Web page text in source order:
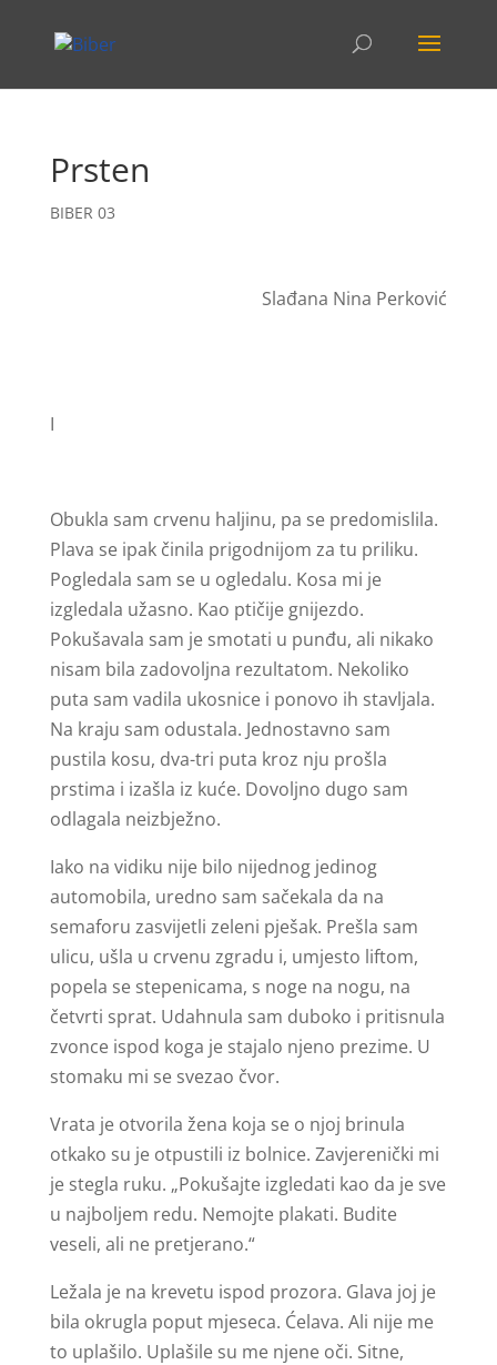
Prsten
BIBER 03
Slađana Nina Perković
I
Obukla sam crvenu haljinu, pa se predomislila.
Plava se ipak činila prigodnijom za tu priliku.
Pogledala sam se u ogledalu. Kosa mi je
izgledala užasno. Kao ptičije gnijezdo.
Pokušavala sam je smotati u punđu, ali nikako
nisam bila zadovoljna rezultatom. Nekoliko
puta sam vadila ukosnice i ponovo ih stavljala.
Na kraju sam odustala. Jednostavno sam
pustila kosu, dva-tri puta kroz nju prošla
prstima i izašla iz kuće. Dovoljno dugo sam
odlagala neizbježno.
Iako na vidiku nije bilo nijednog jedinog
automobila, uredno sam sačekala da na
semaforu zasvijetli zeleni pješak. Prešla sam
ulicu, ušla u crvenu zgradu i, umjesto liftom,
popela se stepenicama, s noge na nogu, na
četvrti sprat. Udahnula sam duboko i pritisnula
zvonce ispod koga je stajalo njeno prezime. U
stomaku mi se svezao čvor.
Vrata je otvorila žena koja se o njoj brinula
otkako su je otpustili iz bolnice. Zavjerenički mi
je stegla ruku. „Pokušajte izgledati kao da je sve
u najboljem redu. Nemojte plakati. Budite
veseli, ali ne pretjerano.“
Ležala je na krevetu ispod prozora. Glava joj je
bila okrugla poput mjeseca. Ćelava. Ali nije me
to uplašilo. Uplašile su me njene oči. Sitne,